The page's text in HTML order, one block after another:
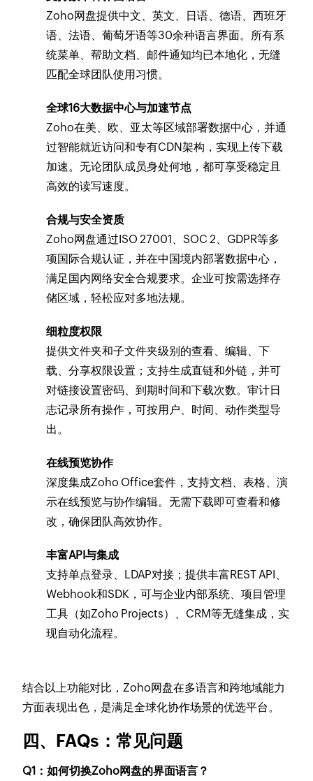
Zoho网盘提供中文、英文、日语、德语、西班牙
语、法语、葡萄牙语等30余种语言界面。所有系
统菜单、帮助文档、邮件通知均已本地化，无缝
匹配全球团队使用习惯。
全球16大数据中心与加速节点
Zoho在美、欧、亚太等区域部署数据中心，并通
过智能就近访问和专有CDN架构，实现上传下载
加速。无论团队成员身处何地，都可享受稳定且
高效的读写速度。
合规与安全资质
Zoho网盘通过ISO 27001、SOC 2、GDPR等多
项国际合规认证，并在中国境内部署数据中心，
满足国内网络安全合规要求。企业可按需选择存
储区域，轻松应对多地法规。
细粒度权限
提供文件夹和子文件夹级别的查看、编辑、下
载、分享权限设置；支持生成直链和外链，并可
对链接设置密码、到期时间和下载次数。审计日
志记录所有操作，可按用户、时间、动作类型导
出。
在线预览协作
深度集成Zoho Office套件，支持文档、表格、演
示在线预览与协作编辑。无需下载即可查看和修
改，确保团队高效协作。
丰富API与集成
支持单点登录、LDAP对接；提供丰富REST API、
Webhook和SDK，可与企业内部系统、项目管理
工具（如Zoho Projects）、CRM等无缝集成，实
现自动化流程。
结合以上功能对比，Zoho网盘在多语言和跨地域能力
方面表现出色，是满足全球化协作场景的优选平台。
四、FAQs：常见问题
Q1：如何切换Zoho网盘的界面语言？